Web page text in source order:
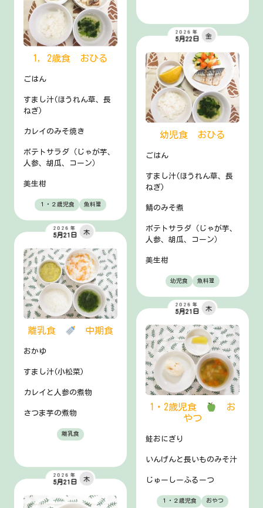
1，2歳食 おひる
ごはん
すまし汁(ほうれん草、長
ねぎ)
カレイのみそ焼き
ポテトサラダ（じゃが芋、
人参、胡瓜、コーン）
美生柑
１・２歳児食 魚料理
幼児食 おひる
2026年
5月22日
金
ごはん
すまし汁(ほうれん草、長
ねぎ)
鯖のみそ煮
ポテトサラダ（じゃが芋、
人参、胡瓜、コーン）
美生柑
幼児食 魚料理
離乳食 中期食
2026年
5月21日
木
おかゆ
すまし汁(小松菜)
カレイと人参の煮物
さつま芋の煮物
離乳食
1・2歳児食
お
やつ
2026年
5月21日
木
鮭おにぎり
いんげんと長いものみそ汁
じゅーしーふるーつ
１・２歳児食 おやつ
2026年
5月21日
木